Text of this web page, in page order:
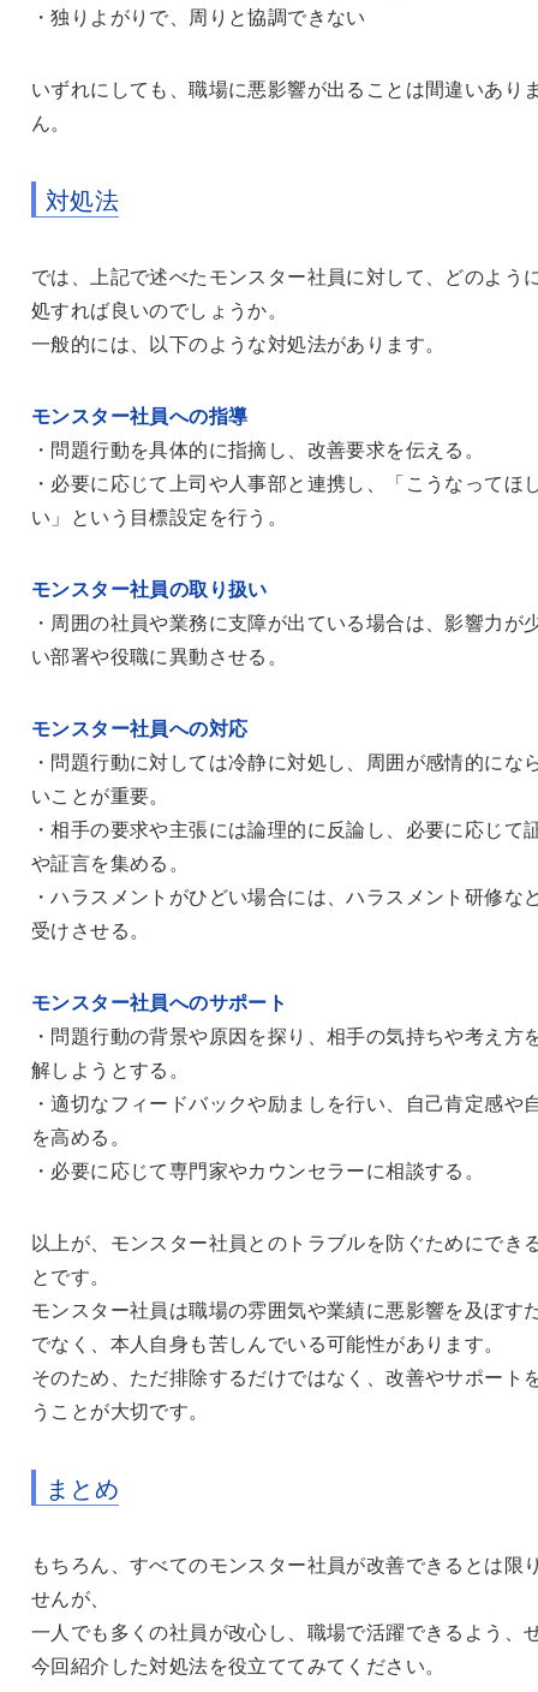
・独りよがりで、周りと協調できない
いずれにしても、職場に悪影響が出ることは間違いあり
ん。
対処法
では、上記で述べたモンスター社員に対して、どのよう
処すれば良いのでしょうか。
一般的には、以下のような対処法があります。
モンスター社員への指導
・問題行動を具体的に指摘し、改善要求を伝える。
・必要に応じて上司や人事部と連携し、「こうなってほ
い」という目標設定を行う。
モンスター社員の取り扱い
・周囲の社員や業務に支障が出ている場合は、影響力が
い部署や役職に異動させる。
モンスター社員への対応
・問題行動に対しては冷静に対処し、周囲が感情的にな
いことが重要。
・相手の要求や主張には論理的に反論し、必要に応じて
や証言を集める。
・ハラスメントがひどい場合には、ハラスメント研修な
受けさせる。
モンスター社員へのサポート
・問題行動の背景や原因を探り、相手の気持ちや考え方
解しようとする。
・適切なフィードバックや励ましを行い、自己肯定感や
を高める。
・必要に応じて専門家やカウンセラーに相談する。
以上が、モンスター社員とのトラブルを防ぐためにでき
とです。
モンスター社員は職場の雰囲気や業績に悪影響を及ぼす
でなく、本人自身も苦しんでいる可能性があります。
そのため、ただ排除するだけではなく、改善やサポート
うことが大切です。
まとめ
もちろん、すべてのモンスター社員が改善できるとは限
せんが、
一人でも多くの社員が改心し、職場で活躍できるよう、
今回紹介した対処法を役立ててみてください。